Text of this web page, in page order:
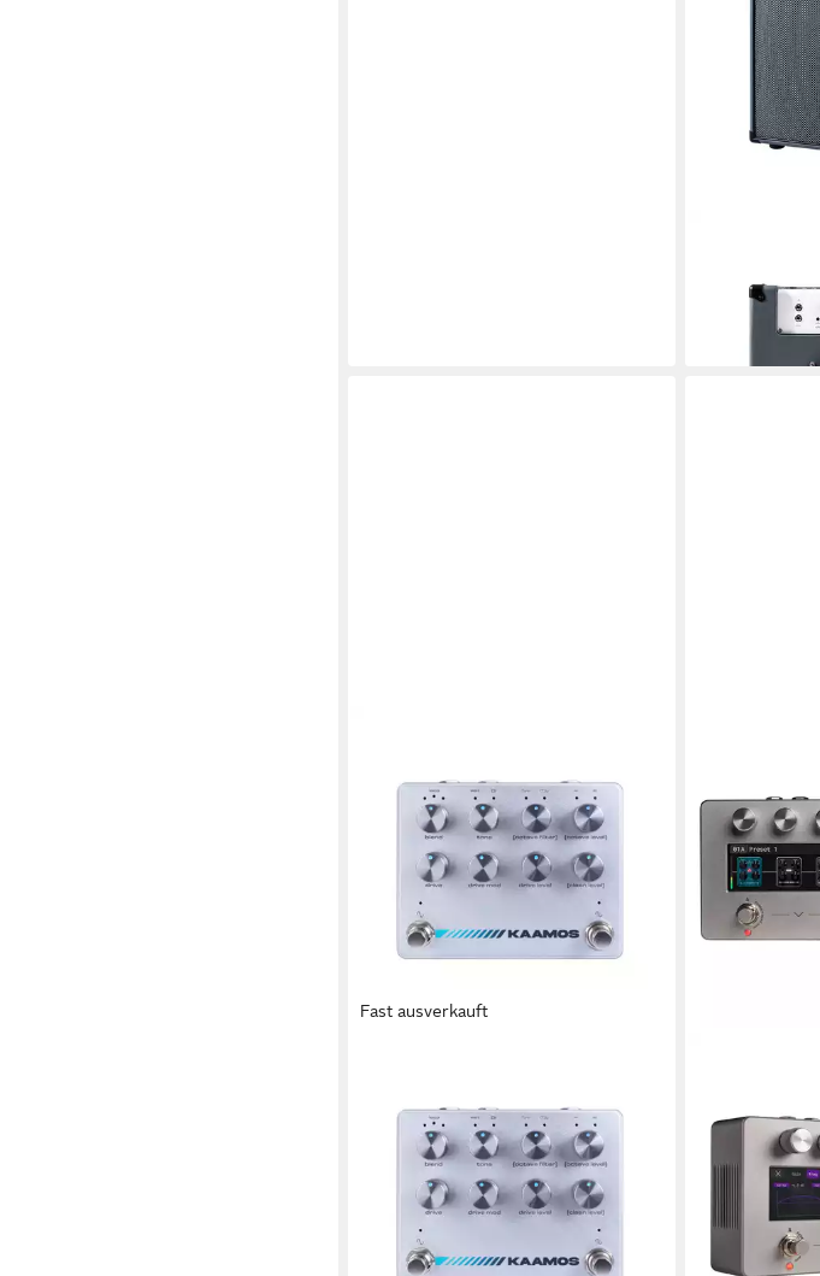
112 - Bass
lieferbar - in 4-5
Fast ausverkauft
Effektgeräte, Bass-Effektpedale),
Kaamos Distortion/Octaver - Bass
Effektpedal
430,92 €
lieferbar - in 4-5 Werktagen bei dir